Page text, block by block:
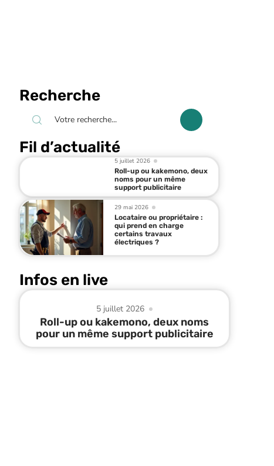
Recherche
Fil d’actualité
5 juillet 2026
Roll-up ou kakemono, deux
noms pour un même
support publicitaire
29 mai 2026
Locataire ou propriétaire :
qui prend en charge
certains travaux
électriques ?
Infos en live
5 juillet 2026
Roll-up ou kakemono, deux noms
pour un même support publicitaire